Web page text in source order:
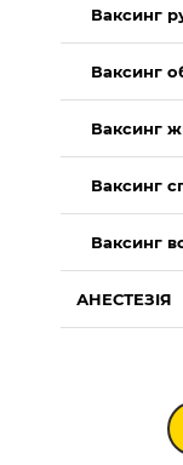
Ваксинг
Ваксинг
Ваксинг
Ваксинг
Ваксинг
АНЕСТЕЗІЯ